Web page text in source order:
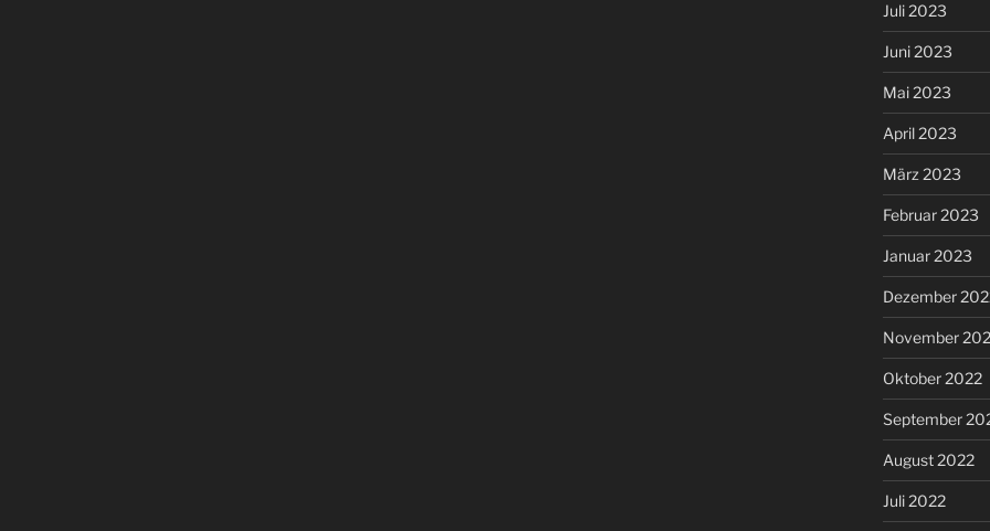
Juli 2023
Juni 2023
Mai 2023
April 2023
März 2023
Februar 2023
Januar 2023
Dezember
November
Oktober 2022
September
August 2022
Juli 2022